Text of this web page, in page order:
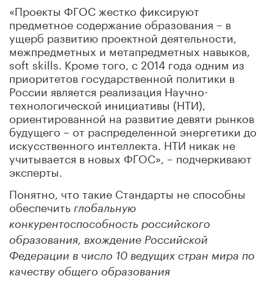
«Проекты ФГОС жестко фиксируют
предметное содержание образования – в
ущерб развитию проектной деятельности,
межпредметных и метапредметных навыков,
soft skills. Кроме того, с 2014 года одним из
приоритетов государственной политики в
России является реализация Научно-
технологической инициативы (НТИ),
ориентированной на развитие девяти рынков
будущего – от распределенной энергетики до
искусственного интеллекта. НТИ никак не
учитывается в новых ФГОС», – подчеркивают
эксперты.
Понятно, что такие Стандарты не способны
обеспечить глобальную
конкурентоспособность российского
образования, вхождение Российской
Федерации в число 10 ведущих стран мира по
качеству общего образования